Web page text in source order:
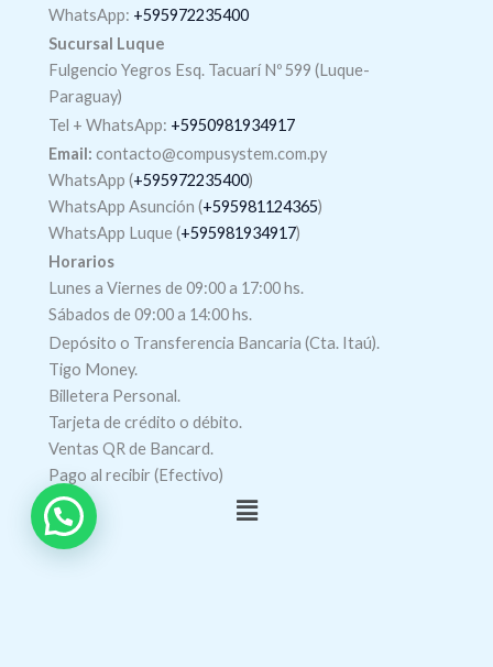
WhatsApp: +595972235400
Sucursal Luque
Fulgencio Yegros Esq. Tacuarí Nº 599 (Luque-
Paraguay)
Tel + WhatsApp: +5950981934917
Email: contacto@compusystem.com.py
WhatsApp (+595972235400)
WhatsApp Asunción (+595981124365)
WhatsApp Luque (+595981934917)
Horarios
Lunes a Viernes de 09:00 a 17:00 hs.
Sábados de 09:00 a 14:00 hs.
Depósito o Transferencia Bancaria (Cta. Itaú).
Tigo Money.
Billetera Personal.
Tarjeta de crédito o débito.
Ventas QR de Bancard.
Pago al recibir (Efectivo)
Menú